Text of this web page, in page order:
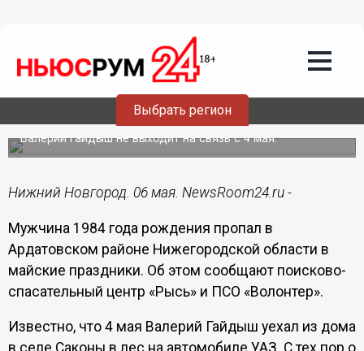
Выбрать регион
Мужчина уехал в лес и пропал в
Ардатовском районе Нижегородской
Валерий Гайдыш не выходит на связь с 4 мая.
Нижний Новгород. 06 мая. NewsRoom24.ru -
Мужчина 1984 года рождения пропал в
Ардатовском районе Нижегородской области в
майские праздники. Об этом сообщают поисково-
спасательный центр «Рысь» и ПСО «Волонтер».
Известно, что 4 мая Валерий Гайдыш уехал из дома